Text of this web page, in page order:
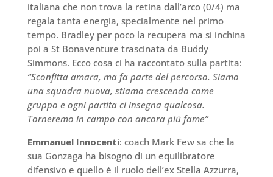
italiana che non trova la retina dall’arco (0/4) ma
regala tanta energia, specialmente nel primo
tempo. Bradley per poco la recupera ma si inchina
poi a St Bonaventure trascinata da Buddy
Simmons. Ecco cosa ci ha raccontato sulla partita:
“Sconfitta amara, ma fa parte del percorso. Siamo
una squadra nuova, stiamo crescendo come
gruppo e ogni partita ci insegna qualcosa.
Torneremo in campo con ancora più fame”
Emmanuel Innocenti: coach Mark Few sa che la
sua Gonzaga ha bisogno di un equilibratore
difensivo e quello è il ruolo dell’ex Stella Azzurra,